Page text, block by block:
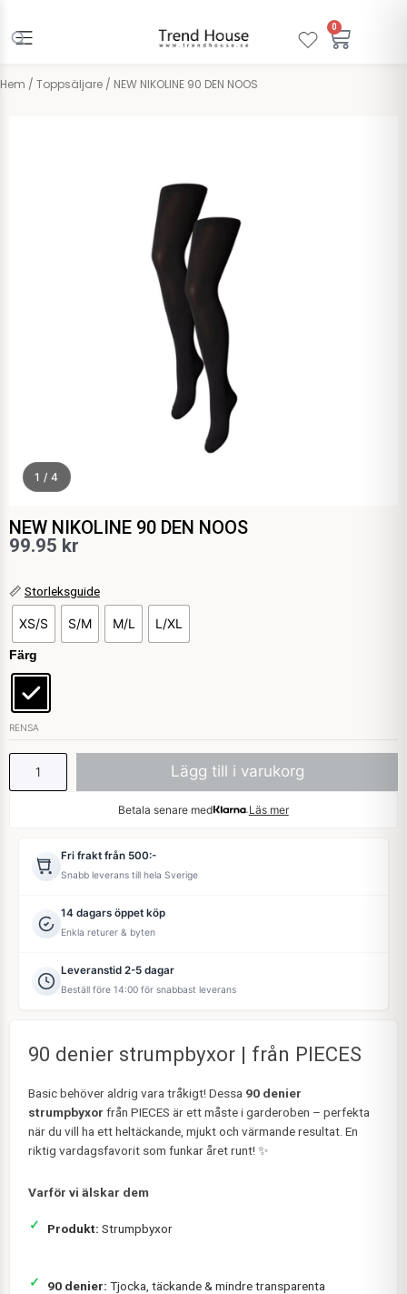
innehåll
0
Hem / Toppsäljare / NEW NIKOLINE 90 DEN NOOS
1 / 4
NEW NIKOLINE 90 DEN NOOS
99.95 kr
📏 Storleksguide
XS/S S/M M/L L/XL
Färg
RENSA
NEW
NIKOLINE
90
DEN
NOOS
mängd
Lägg till i varukorg
Betala senare med Läs mer
Fri frakt från 500:-
Snabb leverans till hela Sverige
14 dagars öppet köp
Enkla returer & byten
Leveranstid 2-5 dagar
Beställ före 14:00 för snabbast leverans
90 denier strumpbyxor | från PIECES
Basic behöver aldrig vara tråkigt! Dessa 90 denier
strumpbyxor från PIECES är ett måste i garderoben – perfekta
när du vill ha ett heltäckande, mjukt och värmande resultat. En
riktig vardagsfavorit som funkar året runt! ✨
Varför vi älskar dem
Produkt: Strumpbyxor
90 denier: Tjocka, täckande & mindre transparenta